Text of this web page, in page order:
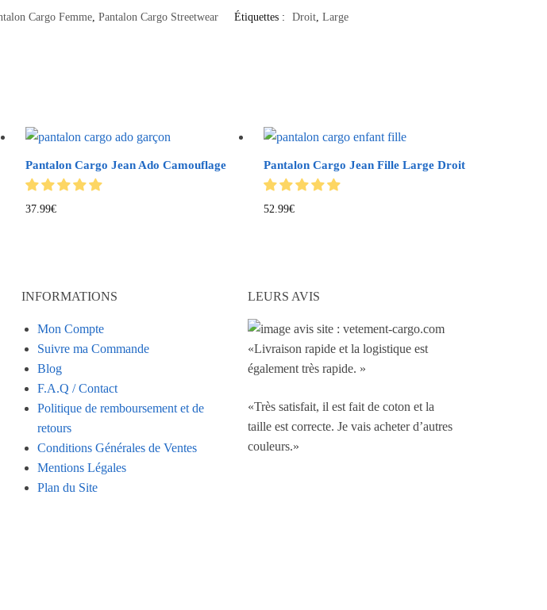
Cargo Femme, Pantalon Cargo Streetwear Étiquettes : Droit, Large
Pantalon Cargo Jean Ado Camouflage
37.99€
Pantalon Cargo Jean Fille Large Droit
52.99€
INFORMATIONS
Mon Compte
Suivre ma Commande
Blog
F.A.Q / Contact
Politique de remboursement et de
retours
Conditions Générales de Ventes
Mentions Légales
Plan du Site
LEURS AVIS
«Livraison rapide et la logistique est
également très rapide. »
«Très satisfait, il est fait de coton et la
taille est correcte. Je vais acheter d’autres
couleurs.»